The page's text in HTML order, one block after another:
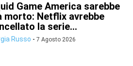
Game America sarebbe
morto: Netflix avrebbe
la serie...
Russo - 7 Agosto 2026